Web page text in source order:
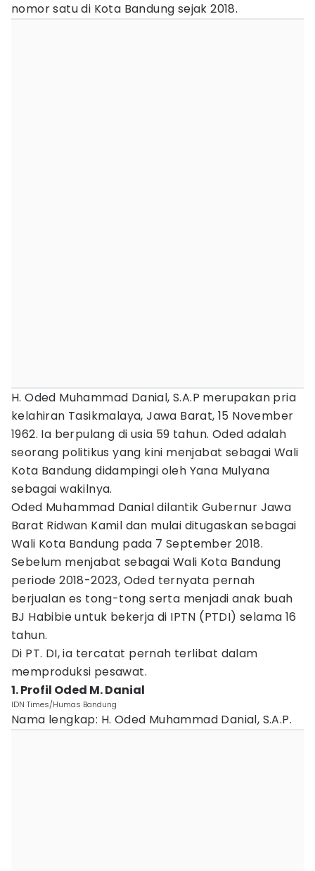
nomor satu di Kota Bandung sejak 2018.
H. Oded Muhammad Danial, S.A.P merupakan pria
kelahiran Tasikmalaya, Jawa Barat, 15 November
1962. Ia berpulang di usia 59 tahun. Oded adalah
seorang politikus yang kini menjabat sebagai Wali
Kota Bandung didampingi oleh Yana Mulyana
sebagai wakilnya.
Oded Muhammad Danial dilantik Gubernur Jawa
Barat Ridwan Kamil dan mulai ditugaskan sebagai
Wali Kota Bandung pada 7 September 2018.
Sebelum menjabat sebagai Wali Kota Bandung
periode 2018-2023, Oded ternyata pernah
berjualan es tong-tong serta menjadi anak buah
BJ Habibie untuk bekerja di IPTN (PTDI) selama 16
tahun.
Di PT. DI, ia tercatat pernah terlibat dalam
memproduksi pesawat.
1. Profil Oded M. Danial
IDN Times/Humas Bandung
Nama lengkap: H. Oded Muhammad Danial, S.A.P.